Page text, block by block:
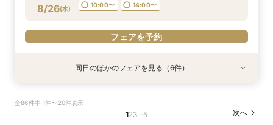
8/26(水) 10:00〜 14:00〜
フェアを予約
優待で滞在ウエディング体験【1日1組限定でホテ
ル朝食orランチプレゼント】
加OK／
見学ツアー×国内3泊ハネムーン特典【ホテル
シェフの料理を堪能！軽井沢プリンスホテル内レ
相談／仮予約OK
会～最短60分～
でリゾート和婚
同日のほかのフェアを見る（6件）
全86件中 1件〜20件表示
123…5 次へ